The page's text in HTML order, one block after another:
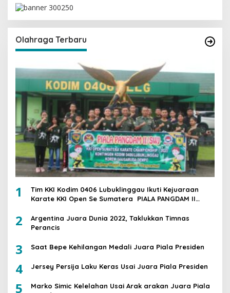
Olahraga Terbaru
1
Tim KKI Kodim 0406 Lubuklinggau Ikuti Kejuaraan
Karate KKI Open Se Sumatera PIALA PANGDAM II
2
Argentina Juara Dunia 2022, Taklukkan Timnas
Perancis
3 Saat Bepe Kehilangan Medali Juara Piala Presiden
4 Jersey Persija Laku Keras Usai Juara Piala Presiden
5
Marko Simic Kelelahan Usai Arak arakan Juara Piala